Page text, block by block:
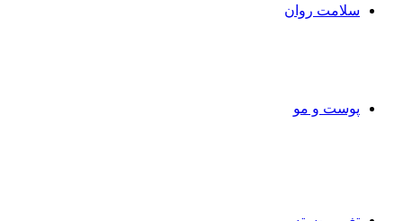
سلامت روان
پوست و مو